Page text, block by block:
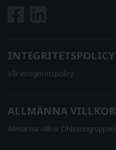
INTEGRITETSPOLICY
Vår integritetspolicy
ALLMÄNNA VILLKOR
Allmänna villkor Ohlssongruppen